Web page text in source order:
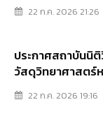
รายการ ด้วยวิธีป
22 ก.ค. 2026 21:26
ประกาศสถาบันนิ
วัสดุวิทยาศาสตร์
ประกวดราคาอิเล็
22 ก.ค. 2026 19:16